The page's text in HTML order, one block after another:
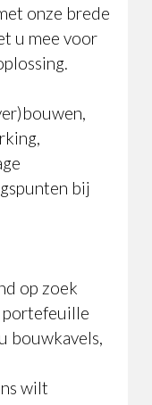
onze brede
u mee voor
bij
op zoek
portefeuille
bouwkavels,
wilt